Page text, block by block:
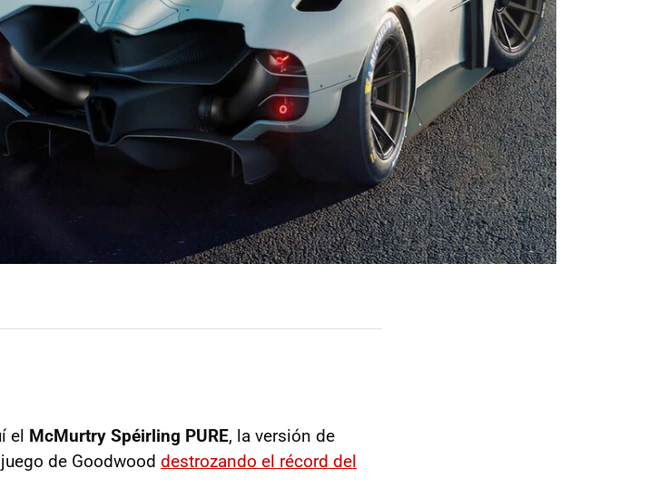
el McMurtry Spéirling PURE, la versión de
de Goodwood destrozando el récord del